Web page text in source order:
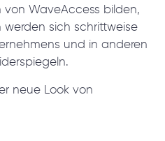
WaveAccess bilden,
sich schrittweise
und in anderen
neue Look von